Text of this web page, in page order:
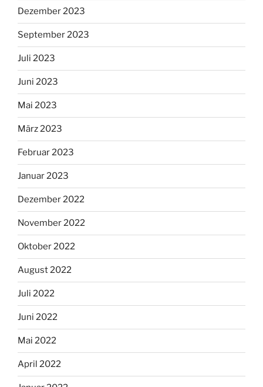
Dezember 2023
September 2023
Juli 2023
Juni 2023
Mai 2023
März 2023
Februar 2023
Januar 2023
Dezember 2022
November 2022
Oktober 2022
August 2022
Juli 2022
Juni 2022
Mai 2022
April 2022